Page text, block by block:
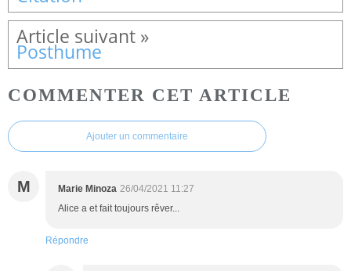
Posthume
COMMENTER CET ARTICLE
Ajouter un commentaire
M Marie Minoza 26/04/2021 11:27
Alice a et fait toujours rêver...
Répondre